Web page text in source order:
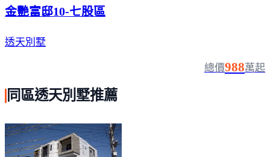
金艷富邸10-七股區
透天別墅
總價988萬起
同區透天別墅推薦